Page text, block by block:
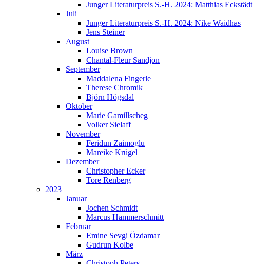
Junger Literaturpreis S.-H. 2024: Matthias Eckstädt
Juli
Junger Literaturpreis S.-H. 2024: Nike Waidhas
Jens Steiner
August
Louise Brown
Chantal-Fleur Sandjon
September
Maddalena Fingerle
Therese Chromik
Björn Högsdal
Oktober
Marie Gamillscheg
Volker Sielaff
November
Feridun Zaimoglu
Mareike Krügel
Dezember
Christopher Ecker
Tore Renberg
2023
Januar
Jochen Schmidt
Marcus Hammerschmitt
Februar
Emine Sevgi Özdamar
Gudrun Kolbe
März